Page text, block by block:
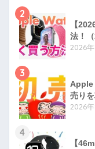
2
【
法！
2026年
3
Apple
売り
2026年
4
【